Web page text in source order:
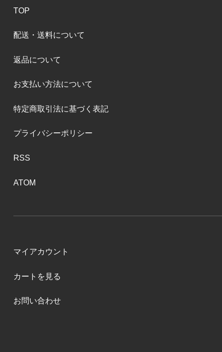
TOP
配送・送料について
返品について
お支払い方法について
特定商取引法に基づく表記
プライバシーポリシー
RSS
ATOM
マイアカウント
カートを見る
お問い合わせ